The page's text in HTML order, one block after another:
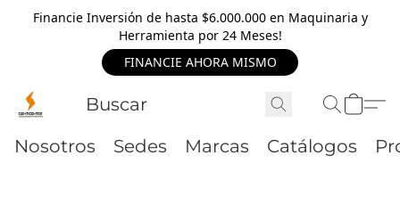
Financie Inversión de hasta $6.000.000 en Maquinaria y
Herramienta por 24 Meses!
FINANCIE AHORA MISMO
Nosotros Sedes Marcas Catálogos